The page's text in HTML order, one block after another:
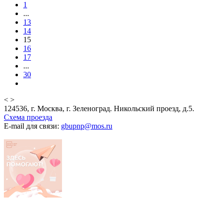
1
...
13
14
15
16
17
...
30
< >
124536, г. Москва, г. Зеленоград. Никольский проезд, д.5.
Схема проезда
E-mail для связи: gbupnp@mos.ru